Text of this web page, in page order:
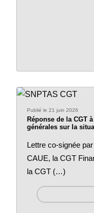
Publié le 21 juin 2026
Réponse de la CGT
générales sur la
Lettre co-signée
CAUE, la CGT
la CGT (…)